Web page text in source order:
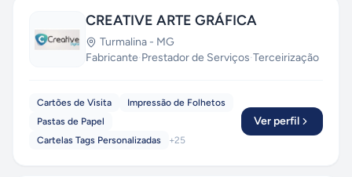
CREATIVE ARTE GRÁFICA
Turmalina - MG
Fabricante·Prestador de Serviços·Terceirização
Cartões de Visita
Impressão de Folhetos
Pastas de Papel
Cartelas Tags Personalizadas
+25
Ver perfil